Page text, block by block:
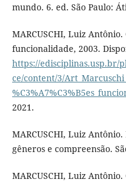
mundo. 6. ed. São Paulo:
MARCUSCHI, Luiz
funcionalidade, 2003.
https://edisciplinas.usp.br/
ce/content/3/
2021.
MARCUSCHI, Luiz
gêneros e compreensão.
MARCUSCHI, Luiz